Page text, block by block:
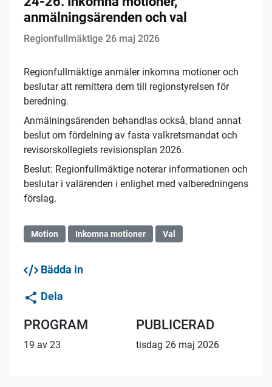
anmälningsärenden och val
Regionfullmäktige 26 maj 2026
Regionfullmäktige anmäler inkomna motioner och
beslutar att remittera dem till regionstyrelsen för
beredning.
Anmälningsärenden behandlas också, bland annat
beslut om fördelning av fasta valkretsmandat och
revisorskollegiets revisionsplan 2026.
Beslut: Regionfullmäktige noterar informationen och
beslutar i valärenden i enlighet med valberedningens
förslag.
Motion Inkomna motioner Val
Bädda in
Dela
PROGRAM
19 av 23
PUBLICERAD
tisdag 26 maj 2026